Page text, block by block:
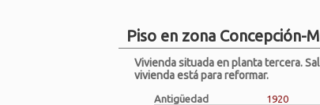
Piso en zona
Vivienda situada en planta tercera.
vivienda está para reformar.
Antigüedad
1920